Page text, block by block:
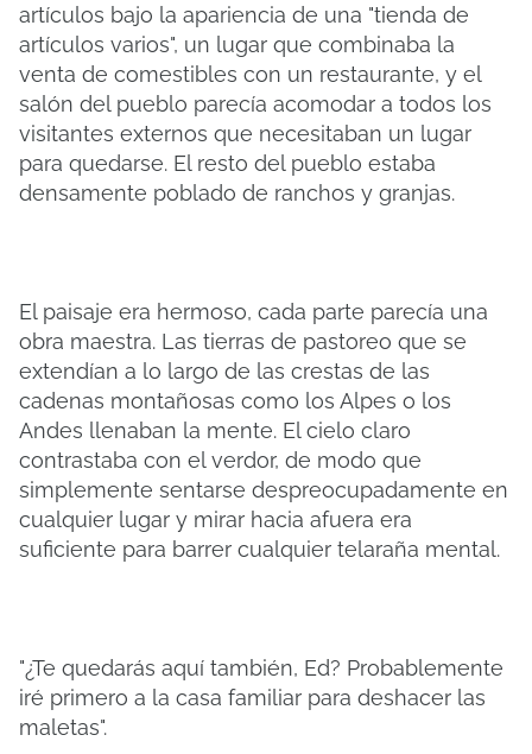
artículos bajo la apariencia de una "tienda de
artículos varios", un lugar que combinaba la
venta de comestibles con un restaurante, y el
salón del pueblo parecía acomodar a todos los
visitantes externos que necesitaban un lugar
para quedarse. El resto del pueblo estaba
densamente poblado de ranchos y granjas.
El paisaje era hermoso, cada parte parecía una
obra maestra. Las tierras de pastoreo que se
extendían a lo largo de las crestas de las
cadenas montañosas como los Alpes o los
Andes llenaban la mente. El cielo claro
contrastaba con el verdor, de modo que
simplemente sentarse despreocupadamente en
cualquier lugar y mirar hacia afuera era
suficiente para barrer cualquier telaraña mental.
"¿Te quedarás aquí también, Ed? Probablemente
iré primero a la casa familiar para deshacer las
maletas".